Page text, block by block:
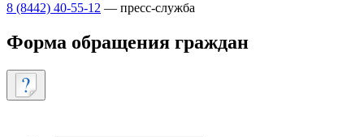
8 (8442) 40-55-12 — пресс-служба
Форма обращения граждан